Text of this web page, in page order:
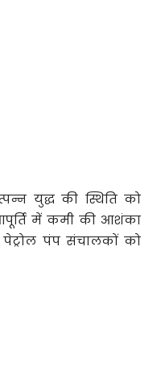
युद्ध की स्थिति को
में कमी की आशंका
पंप संचालकों को